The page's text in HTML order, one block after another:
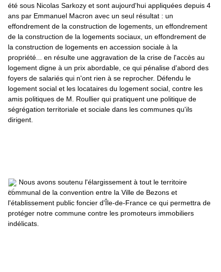
été sous Nicolas Sarkozy et sont aujourd'hui appliquées depuis 4
ans par Emmanuel Macron avec un seul résultat : un
effondrement de la construction de logements, un effondrement
de la construction de la logements sociaux, un effondrement de
la construction de logements en accession sociale à la
propriété... en résulte une aggravation de la crise de l'accès au
logement digne à un prix abordable, ce qui pénalise d'abord des
foyers de salariés qui n'ont rien à se reprocher. Défendu le
logement social et les locataires du logement social, contre les
amis politiques de M. Roullier qui pratiquent une politique de
ségrégation territoriale et sociale dans les communes qu'ils
dirigent.
Nous avons soutenu l'élargissement à tout le territoire
communal de la convention entre la Ville de Bezons et
l'établissement public foncier d'Île-de-France ce qui permettra de
protéger notre commune contre les promoteurs immobiliers
indélicats.